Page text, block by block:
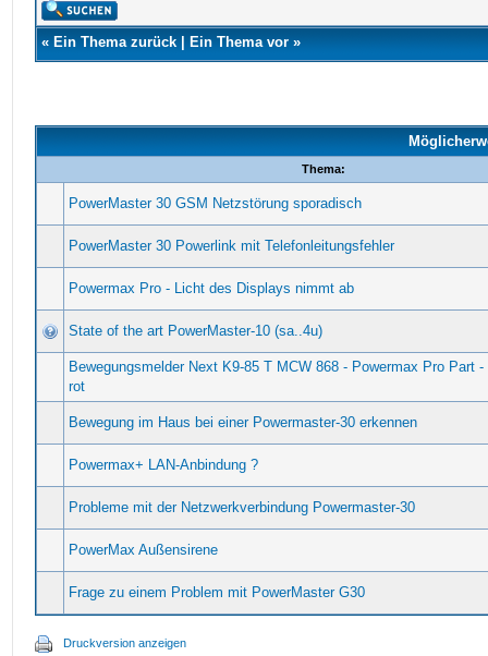
« Ein Thema zurück| Ein Thema vor »
Thema:
PowerMaster 30 GSM Netzstörung sporadisch
PowerMaster 30 Powerlink mit Telefonleitungsfehler
Powermax Pro - Licht des Displays nimmt ab
State of the art PowerMaster-10 (sa..4u)
Bewegungsmelder Next K9-85 T MCW 868 - Powermax Pro Part
rot
Bewegung im Haus bei einer Powermaster-30 erkennen
Powermax+ LAN-Anbindung ?
Probleme mit der Netzwerkverbindung Powermaster-30
PowerMax Außensirene
Frage zu einem Problem mit PowerMaster G30
Druckversion anzeigen